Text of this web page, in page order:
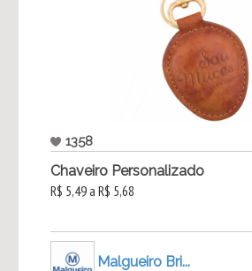
1358
Chaveiro Personalizado
R$ 5,49 a R$ 5,68
Malgueiro Bri...